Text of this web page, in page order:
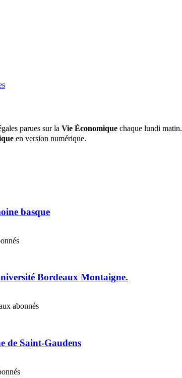
parues sur la Vie Économique chaque lundi matin.
en version numérique.
basque
Bordeaux Montaigne.
abonnés
de Saint-Gaudens